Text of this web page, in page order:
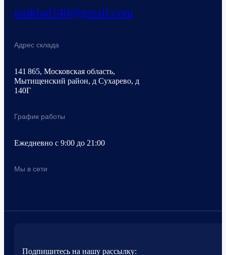
nasklad140@gmail.com
Адрес склада
141 865, Московская область,
Мытищенский район, д Сухарево, д
140Г
График работы
Ежедневно с 9:00 до 21:00
Мы в сети
Подпишитесь на нашу рассылку: